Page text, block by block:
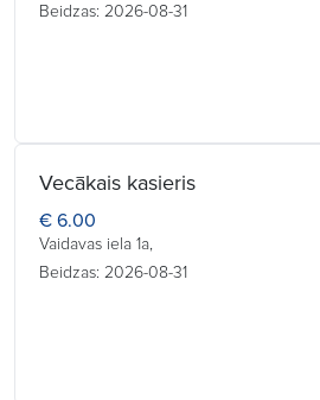
Beidzas: 2026-08-31
Vecākais kasieris
€ 6.00
Vaidavas iela 1a,
Beidzas: 2026-08-31